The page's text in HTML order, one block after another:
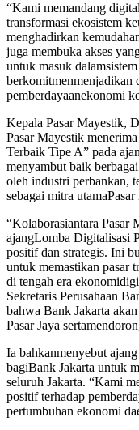
“Kami memandang
transformasi ekosistem
menghadirkan
juga membuka akses
untuk masuk
berkomitmenmenjadikan
pemberdayaanekonomi
Kepala Pasar Mayestik,
Pasar Mayestik
Terbaik Tipe A” pada
menyambut baik
oleh industri perbankan,
sebagai mitra
“Kolaborasiantara Pasar
ajangLomba Digitalisasi
positif dan strategis. Ini
untuk memastikan pasar
di tengah era
Sekretaris Perusahaan
bahwa Bank Jakarta
Pasar Jaya
Ia bahkanmenyebut
bagiBank Jakarta untuk
seluruh Jakarta. “Kami
positif terhadap
pertumbuhan ekonomi